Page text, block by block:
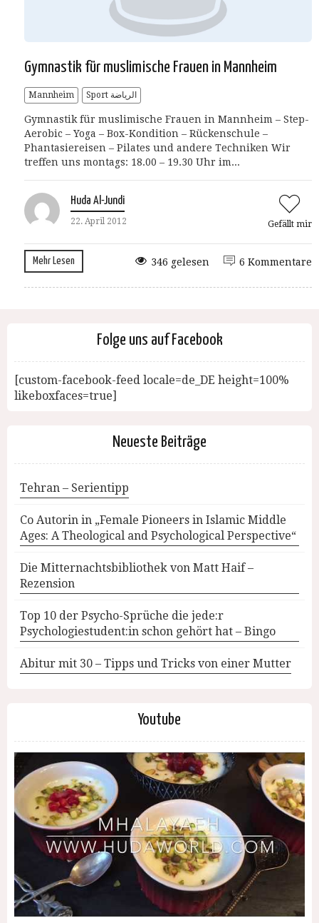
Gymnastik für muslimische Frauen in Mannheim
Mannheim Sport الرياضة
Gymnastik für muslimische Frauen in Mannheim – Step-
Aerobic – Yoga – Box-Kondition – Rückenschule –
Phantasiereisen – Pilates und andere Techniken Wir
treffen uns montags: 18.00 – 19.30 Uhr im...
Huda Al-Jundi
22. April 2012 Gefällt mir
Mehr Lesen 6 Kommentare
346 gelesen
Folge uns auf Facebook
[custom-facebook-feed locale=de_DE height=100%
likeboxfaces=true]
Neueste Beiträge
Tehran – Serientipp
Co Autorin in „Female Pioneers in Islamic Middle
Ages: A Theological and Psychological Perspective“
Die Mitternachtsbibliothek von Matt Haif –
Rezension
Top 10 der Psycho-Sprüche die jede:r
Psychologiestudent:in schon gehört hat – Bingo
Abitur mit 30 – Tipps und Tricks von einer Mutter
Youtube